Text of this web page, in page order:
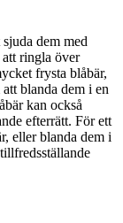
dem med
ringla över
frysta blåbär,
att blanda dem i en
kan också
efterrätt. För ett
eller blanda dem i